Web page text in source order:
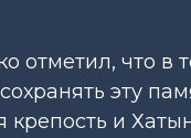
отметил, что в
эту
крепость и